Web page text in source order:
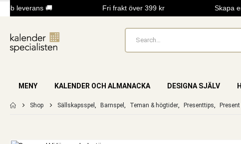
leverans 🚚 Fri frakt över 399 kr Skapa
MENY KALENDER OCH ALMANACKA DESIGNA SJÄLV
Shop Sällskapsspel , Barnspel , Teman & högtider, Presenttips,